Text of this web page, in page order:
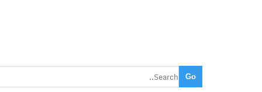
h